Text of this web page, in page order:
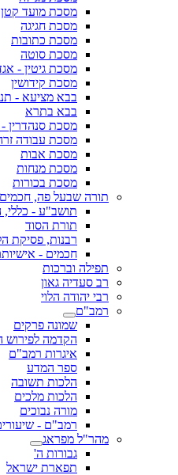
מסכת מועד קטן
מסכת חגיגה
מסכת כתובות
מסכת סוטה
מסכת גיטין -
מסכת קידושין
בבא מציעא -
בבא בתרא
מסכת סנהדרין
מסכת עבודה
מסכת אבות
מסכת מנחות
מסכת בכורות
תורה שבעל פה, חכמים
תושב"ע - כללי,
תורת הסוד
רבנות, פסיקת
חכמים -
תפילה וברכות
רב סעדיה גאון
רבי יהודה הלוי
רמב"ם
שמונה פרקים
הקדמה
איגרות רמב"ם
ספר המדע
הלכות תשובה
הלכות מלכים
מורה נבוכים
רמב"ם -
מהר"ל מפראג
גבורות ה'
תפארת ישראל